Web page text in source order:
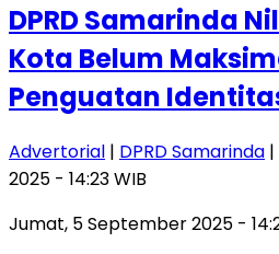
DPRD Samarinda
Kota Belum
Penguatan
Advertorial | DPRD Samarinda
2025 - 14:23 WIB
Jumat, 5 September 2025 -